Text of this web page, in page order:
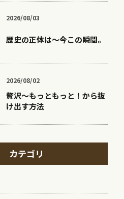
2026/08/03
歴史の正体は〜今この瞬間。
2026/08/02
贅沢〜もっともっと！から抜
け出す方法
カテゴリ